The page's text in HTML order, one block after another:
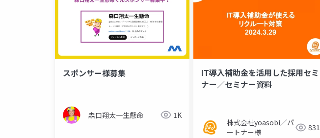
スポンサー様募集
森口翔太一生懸命 1K
IT導入補助金を活用した採用セミ
ナー／セミナー資料
株式会社yoasobi／パ
ートナー様
831